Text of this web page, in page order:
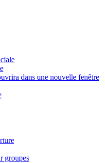
dans une nouvelle fenêtre
groupes